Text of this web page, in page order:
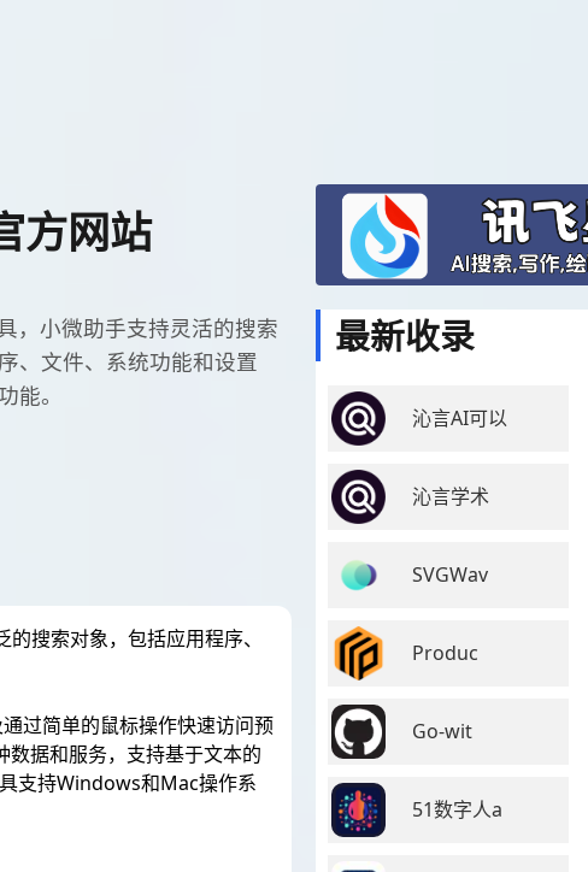
方网站
，小微助手支持灵活的搜索
、文件、系统功能和设置
能。
搜索对象，包括应用程序、
过简单的鼠标操作快速访问预
数据和服务，支持基于文本的
支持Windows和Mac操作系
最新收录
沁言AI可以
沁言学术
SVGWav
Produc
Go-wit
51数字人a